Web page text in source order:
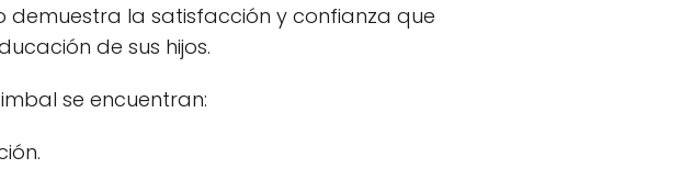
demuestra la satisfacción y confianza que
de sus hijos.
se encuentran: